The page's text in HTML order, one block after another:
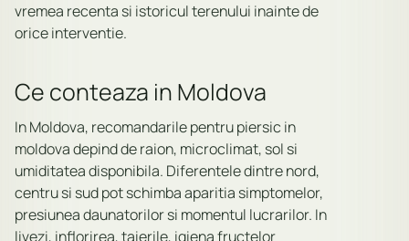
vremea recenta si istoricul terenului inainte de
orice interventie.
Ce conteaza in Moldova
In Moldova, recomandarile pentru piersic in
moldova depind de raion, microclimat, sol si
umiditatea disponibila. Diferentele dintre nord,
centru si sud pot schimba aparitia simptomelor,
presiunea daunatorilor si momentul lucrarilor. In
livezi, inflorirea, taierile, igiena fructelor